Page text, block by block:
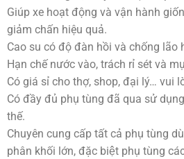
Giúp xe hoạt động và vận hành
giảm chấn hiệu quả.
Cao su có độ đàn hồi và chống lão
Hạn chế nước vào, trách rỉ sét và
Có giá sỉ cho thợ, shop, đại lý… vui
Có đầy đủ phụ tùng đã qua sử
thế.
Chuyên cung cấp tất cả phụ tùng
phân khối lớn, đặc biệt phụ tùng